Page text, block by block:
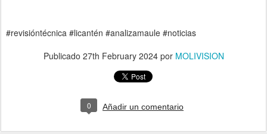
#revisióntécnica #licantén #analizamaule #noticias
Publicado 27th February 2024por MOLIVISION
0 Añadir un comentario